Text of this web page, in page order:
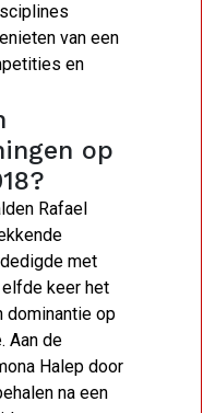
van een
en
op
Rafael
met
keer het
dominantie op
Aan de
Halep door
na een